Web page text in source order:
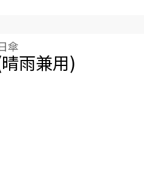
傘
雨兼用)